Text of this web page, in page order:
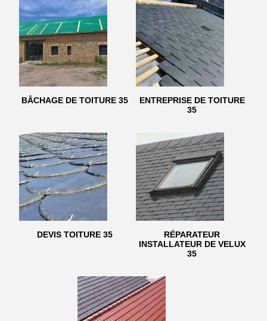
BÂCHAGE DE TOITURE 35
ENTREPRISE DE TOITURE
35
DEVIS TOITURE 35
RÉPARATEUR
INSTALLATEUR DE VELUX
35